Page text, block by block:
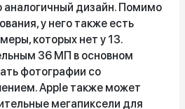
аналогичный дизайн. Помимо
у него также есть
которых нет у 13.
36 МП в основном
фотографии со
Apple также может
мегапиксели для